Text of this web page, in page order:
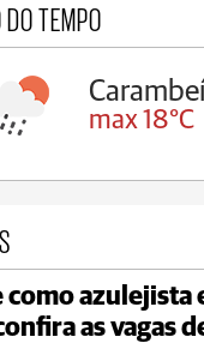
TEMPO
max 19°C
como azulejista
as vagas